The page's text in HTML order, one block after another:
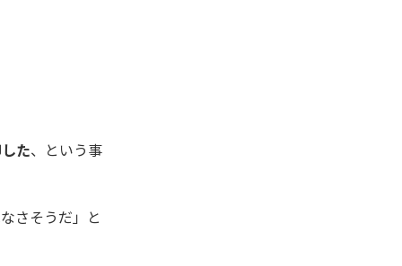
た、という事
さそうだ」と